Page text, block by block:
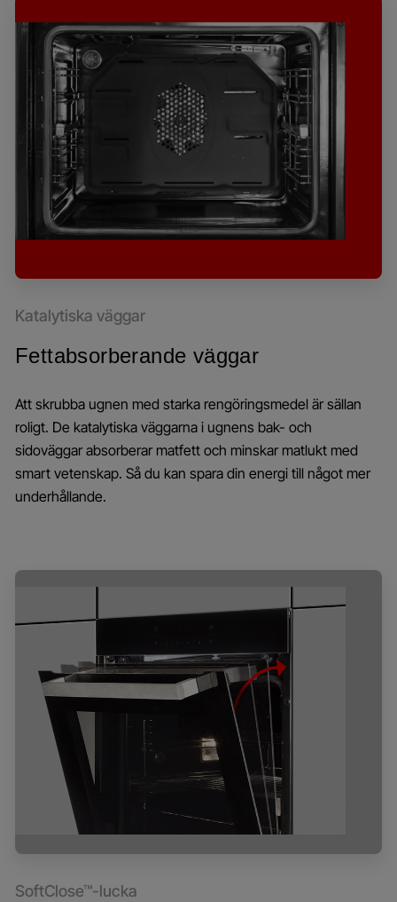
Katalytiska väggar
Fettabsorberande väggar
Att skrubba ugnen med starka rengöringsmedel är sällan
roligt. De katalytiska väggarna i ugnens bak- och
sidoväggar absorberar matfett och minskar matlukt med
smart vetenskap. Så du kan spara din energi till något mer
underhållande.
SoftClose™-lucka